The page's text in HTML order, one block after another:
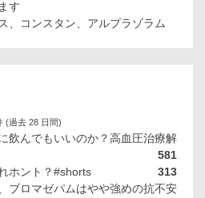
す
、コンスタン、アルプラゾラム
(過去 28 日間)
飲んでもいいのか？高血圧治療解
581
ホント？#shorts
313
ブロマゼパムはやや強めの抗不安